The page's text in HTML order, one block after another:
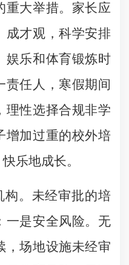
重大举措。家长应
成才观，科学安排
娱乐和体育锻炼时
责任人，寒假期间
理性选择合规非学
增加过重的校外培
乐地成长。
。未经审批的培
一是安全风险。无
，场地设施未经审